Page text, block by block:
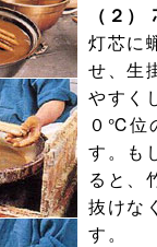
（２）
灯芯に
せ、生
やすく
０℃位
す。も
ると、
抜けな
す。